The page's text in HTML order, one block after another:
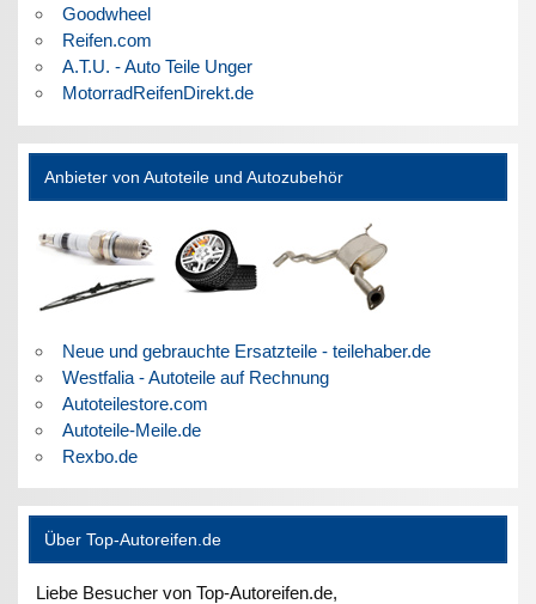
Goodwheel
Reifen.com
A.T.U. - Auto Teile Unger
MotorradReifenDirekt.de
Anbieter von Autoteile und Autozubehör
Neue und gebrauchte Ersatzteile - teilehaber.de
Westfalia - Autoteile auf Rechnung
Autoteilestore.com
Autoteile-Meile.de
Rexbo.de
Über Top-Autoreifen.de
Liebe Besucher von Top-Autoreifen.de,